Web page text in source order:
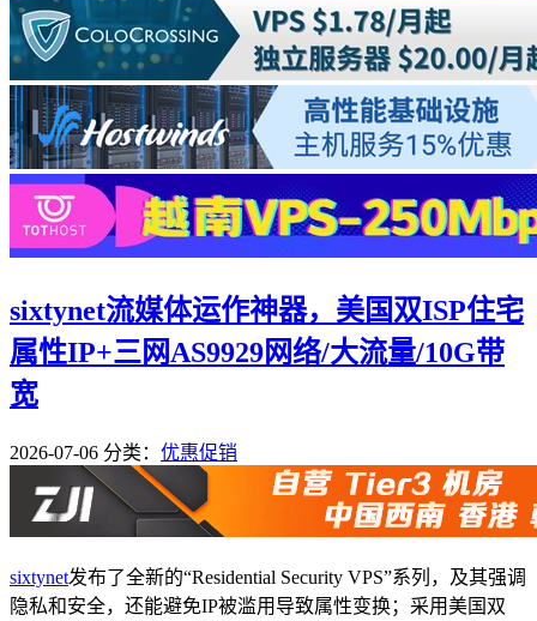
sixtynet流媒体运作神器，美国双ISP住宅
属性IP+三网AS9929网络/大流量/10G带
宽
2026-07-06 分类： 优惠促销
sixtynet发布了全新的“Residential Security VPS”系列，及其强调
隐私和安全，还能避免IP被滥用导致属性变换；采用美国双